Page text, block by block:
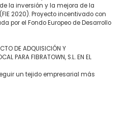
la inversión y la mejora de la
2020). Proyecto incentivado con
por el Fondo Europeo de Desarrollo
DE ADQUISICIÓN Y
PARA FIBRATOWN, S.L. EN EL
un tejido empresarial más